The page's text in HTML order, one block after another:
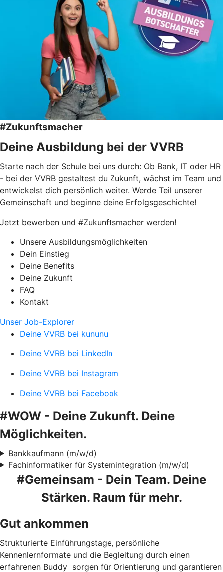
#Zukunftsmacher
Deine Ausbildung bei der VVRB
Starte nach der Schule bei uns durch: Ob Bank, IT oder HR
- bei der VVRB gestaltest du Zukunft, wächst im Team und
entwickelst dich persönlich weiter. Werde Teil unserer
Gemeinschaft und beginne deine Erfolgsgeschichte!
Jetzt bewerben und #Zukunftsmacher werden!
Unsere Ausbildungsmöglichkeiten
Dein Einstieg
Deine Benefits
Deine Zukunft
FAQ
Kontakt
Unser Job-Explorer
Deine VVRB bei kununu
Deine VVRB bei LinkedIn
Deine VVRB bei Instagram
Deine VVRB bei Facebook
#WOW - Deine Zukunft. Deine
Möglichkeiten.
Bankkaufmann (m/w/d)
Fachinformatiker für Systemintegration (m/w/d)
#Gemeinsam - Dein Team. Deine
Stärken. Raum für mehr.
Gut ankommen
Strukturierte Einführungstage, persönliche
Kennenlernformate und die Begleitung durch einen
erfahrenen Buddy sorgen für Orientierung und garantieren